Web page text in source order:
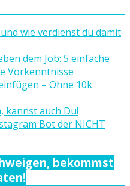
wie verdienst du damit
dem Job: 5 einfache
Vorkenntnisse
– Ohne 10k
kannst auch Du!
Bot der NICHT
bekommst